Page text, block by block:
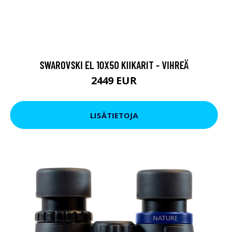
SWAROVSKI EL 10X50 KIIKARIT - VIHREÄ
2449 EUR
LISÄTIETOJA